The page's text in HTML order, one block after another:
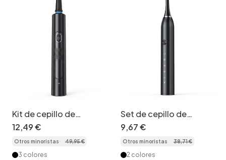
Kit de cepillo de
dientes eléctrico con
estuche de viaje,
múltiples cabezales de
cepillo y limpiador de
12,49€
Otros minoristas 49,95€
3 colores
Set de cepillo de
dientes eléctrico
sónico, estuche de
viaje, cabezales de
repuesto, limpiador de
9,67€
Otros minoristas 38,71€
2 colores